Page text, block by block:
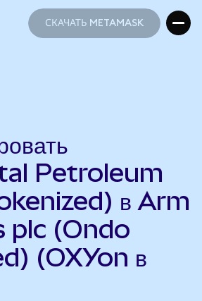
СКАЧАТЬ METAMASK
Petroleum
в Arm
plc (Ondo
(OXYon в